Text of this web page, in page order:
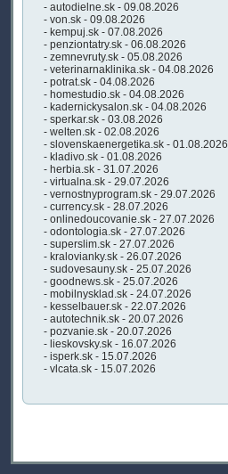
- autodielne.sk - 09.08.2026
- von.sk - 09.08.2026
- kempuj.sk - 07.08.2026
- penziontatry.sk - 06.08.2026
- zemnevruty.sk - 05.08.2026
- veterinarnaklinika.sk - 04.08.2026
- potrat.sk - 04.08.2026
- homestudio.sk - 04.08.2026
- kadernickysalon.sk - 04.08.2026
- sperkar.sk - 03.08.2026
- welten.sk - 02.08.2026
- slovenskaenergetika.sk - 01.08.2026
- kladivo.sk - 01.08.2026
- herbia.sk - 31.07.2026
- virtualna.sk - 29.07.2026
- vernostnyprogram.sk - 29.07.2026
- currency.sk - 28.07.2026
- onlinedoucovanie.sk - 27.07.2026
- odontologia.sk - 27.07.2026
- superslim.sk - 27.07.2026
- kralovianky.sk - 26.07.2026
- sudovesauny.sk - 25.07.2026
- goodnews.sk - 25.07.2026
- mobilnysklad.sk - 24.07.2026
- kesselbauer.sk - 22.07.2026
- autotechnik.sk - 20.07.2026
- pozvanie.sk - 20.07.2026
- lieskovsky.sk - 16.07.2026
- isperk.sk - 15.07.2026
- vlcata.sk - 15.07.2026